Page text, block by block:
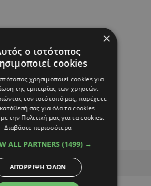
Alpha Podcasts
ΑΡΧΑΙΟ ΘΕΑΤΡΟ
ΛΕΜΕΣΟΣ
×
ο ιστότοπος
cookies
χρησιμοποιεί cookies για
της εμπειρίας των χρηστών.
τον ιστότοπό μας, παρέχετε
σας για όλα τα cookies
την Πολιτική μας για τα cookies.
Διαβάστε περισσότερα
ALL PARTNERS (1499) →
ΑΠΌΡΡΙΨΗ ΌΛΩΝ